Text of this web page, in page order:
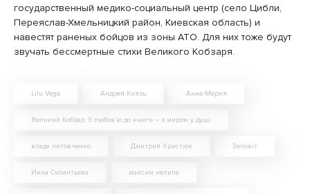
государственный медико-социальный центр (село Цибли,
Переяслав-Хмельницкий район, Киевская область) и
навестят раненых бойцов из зоны АТО. Для них тоже будут
звучать бессмертные стихи Великого Кобзаря.
Lilu Vega Андрей Князь Анна-Мария
Великий Кобзар. З любов’ю до книги – з миром у душі
влада литовченко Дмитрий Христюк Заповіт
Инна Силантьева максим нелипа